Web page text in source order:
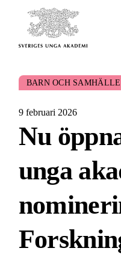
BARN OCH SAMHÄLLE
9 februari 2026
Nu
unga